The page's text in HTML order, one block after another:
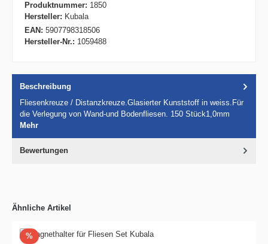
Produktnummer: 1850
Hersteller: Kubala
EAN: 5907798318506
Hersteller-Nr.: 1059488
Beschreibung
Fliesenkreuze / Distanzkreuze.Glasierter Kunststoff in weiss.Für
die Verlegung von Wand-und Bodenfliesen. 150 Stück1,0mm
Mehr
Bewertungen
Ähnliche Artikel
%Rabatt